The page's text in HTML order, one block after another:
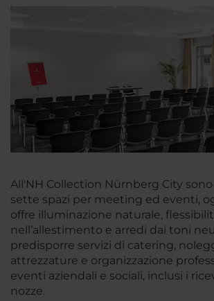
All'NH Collection Nürnberg City
sette spazi per meeting ed eventi,
offre illuminazione naturale,
nell’allestimento e arredi dai toni
predisporre servizi di catering,
attrezzature e organizzazione
eventi aziendali e sociali, inclusi i
nozze.